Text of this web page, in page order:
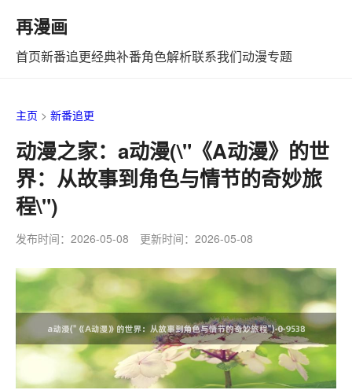
再漫画
首页新番追更经典补番角色解析联系我们动漫专题
主页 > 新番追更
动漫之家：a动漫(\"《A动漫》的世
界：从故事到角色与情节的奇妙旅
程\")
发布时间：2026-05-08 更新时间：2026-05-08